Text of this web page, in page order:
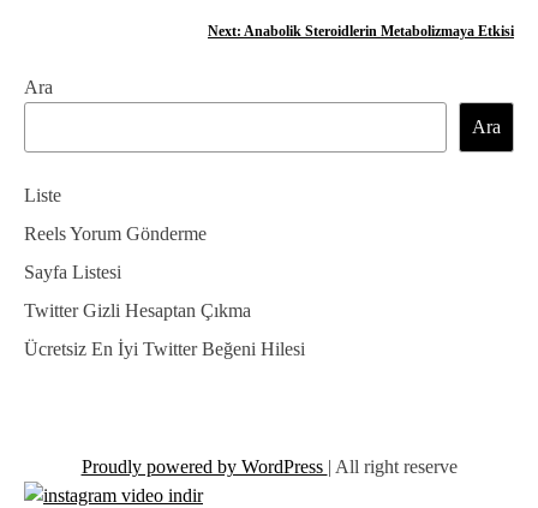
ı
g
e
z
i
n
i
Next: Anabolik Steroidlerin Metabolizmaya Etkisi
Ara
Ara
Liste
Reels Yorum Gönderme
Sayfa Listesi
Twitter Gizli Hesaptan Çıkma
Ücretsiz En İyi Twitter Beğeni Hilesi
Proudly powered by WordPress | All right reserve